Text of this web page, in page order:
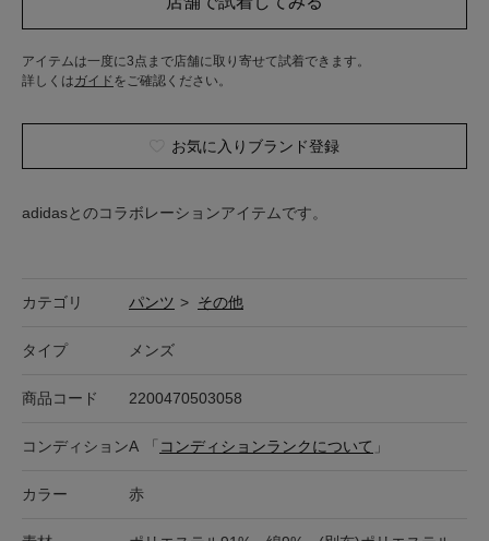
アイテムは一度に3点まで店舗に取り寄せて試着できます。
詳しくはガイド をご確認ください。
お気に入りブランド登録
adidasとのコラボレーションアイテムです。
カテゴリ パンツ > その他
タイプ メンズ
商品コード 2200470503058
コンディションA 「 コンディションランクについて 」
カラー 赤